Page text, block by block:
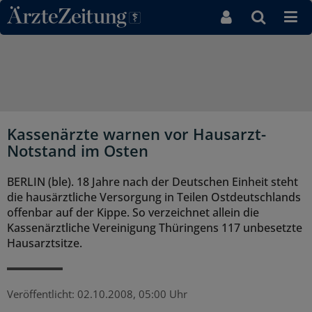
Direkt zum Inhaltsbereich
Kassenärzte warnen vor Hausarzt-
Notstand im Osten
BERLIN (ble). 18 Jahre nach der Deutschen Einheit steht
die hausärztliche Versorgung in Teilen Ostdeutschlands
offenbar auf der Kippe. So verzeichnet allein die
Kassenärztliche Vereinigung Thüringens 117 unbesetzte
Hausarztsitze.
Veröffentlicht: 02.10.2008, 05:00 Uhr